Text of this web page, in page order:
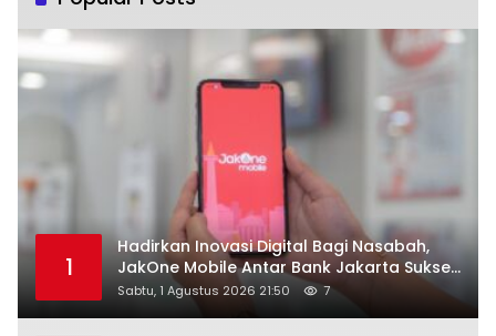
1
Hadirkan Inovasi Digital Bagi Nasabah,
JakOne Mobile Antar Bank Jakarta Sukses
Raih Digital Excellence Awards 2026
Sabtu, 1 Agustus 2026 21:50 7